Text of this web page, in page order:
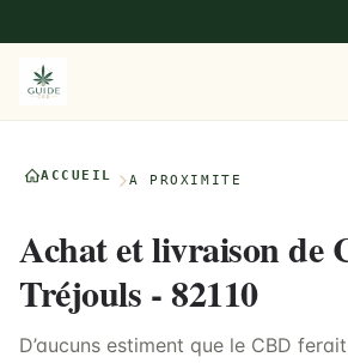
ACCUEIL À PROXIMITÉ
Achat et livraison de
Tréjouls - 82110
D’aucuns estiment que le CBD